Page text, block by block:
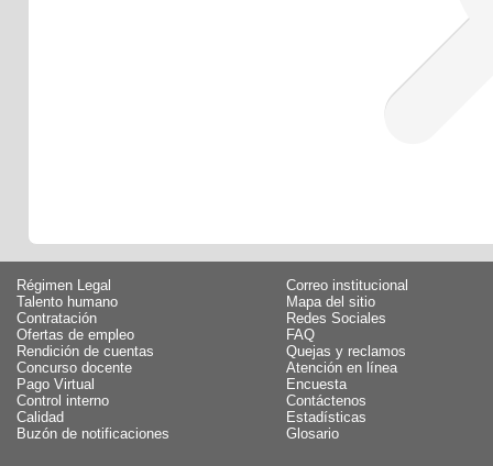
Régimen Legal
Talento humano
Contratación
Ofertas de empleo
Rendición de cuentas
Concurso docente
Pago Virtual
Control interno
Calidad
Buzón de notificaciones
Correo institucional
Mapa del sitio
Redes Sociales
FAQ
Quejas y reclamos
Atención en línea
Encuesta
Contáctenos
Estadísticas
Glosario